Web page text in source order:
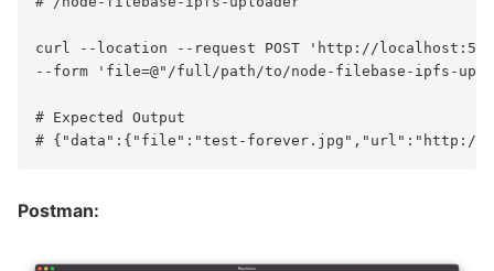
curl --location --request POST 'http://
--form 'file=@"/full/path/to/node-filebase-ipfs-
# Expected Output
Postman: